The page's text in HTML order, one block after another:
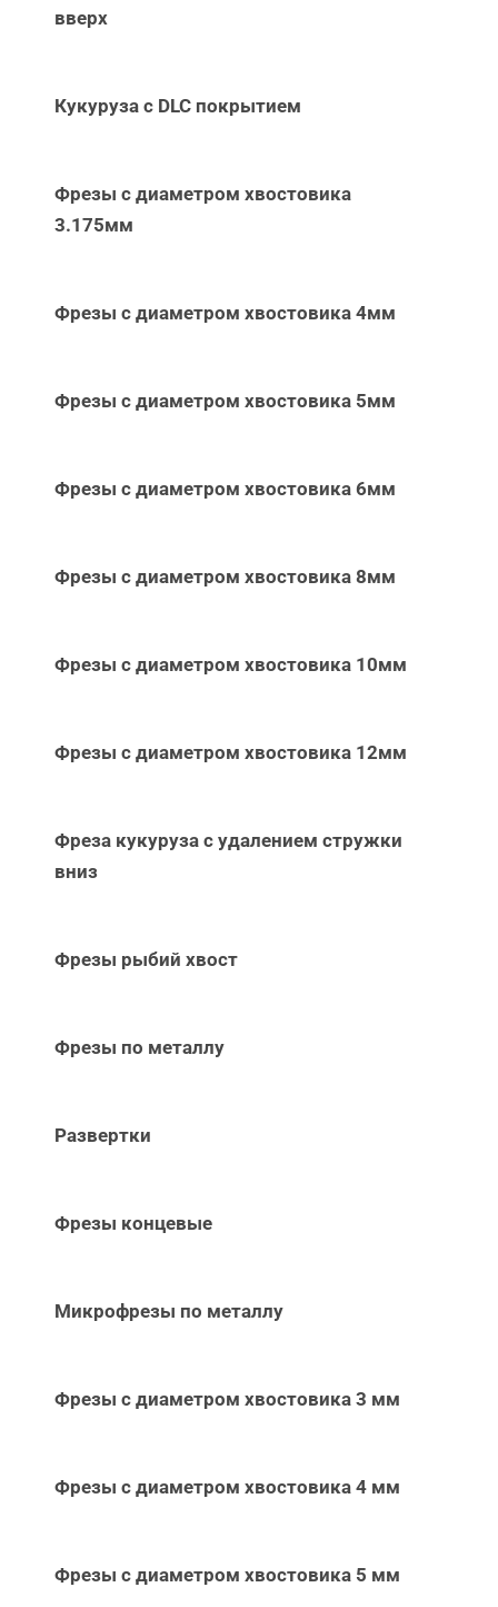
вверх
Кукуруза с DLC покрытием
Фрезы с диаметром хвостовика
3.175мм
Фрезы с диаметром хвостовика 4мм
Фрезы с диаметром хвостовика 5мм
Фрезы с диаметром хвостовика 6мм
Фрезы с диаметром хвостовика 8мм
Фрезы с диаметром хвостовика 10мм
Фрезы с диаметром хвостовика 12мм
Фреза кукуруза с удалением стружки
вниз
Фрезы рыбий хвост
Фрезы по металлу
Развертки
Фрезы концевые
Микрофрезы по металлу
Фрезы с диаметром хвостовика 3 мм
Фрезы с диаметром хвостовика 4 мм
Фрезы с диаметром хвостовика 5 мм